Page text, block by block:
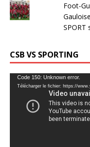
Foot-
SPORT
CSB VS SPORTING
Lecteur
vidéo
Code 150: Unknown error.
Télécharger le fichier: https://